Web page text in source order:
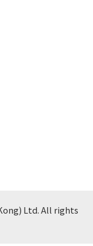
Ltd. All rights